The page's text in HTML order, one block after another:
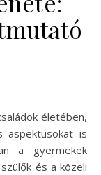
aspektusokat is
a gyermekek
és a közeli